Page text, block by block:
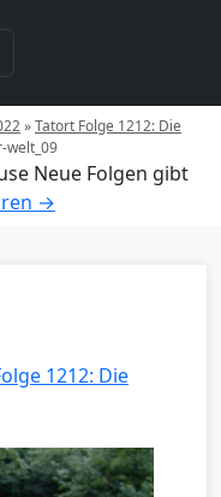
»Tatort Folge 1212: Die
welt_09
Neue Folgen gibt
→
1212: Die